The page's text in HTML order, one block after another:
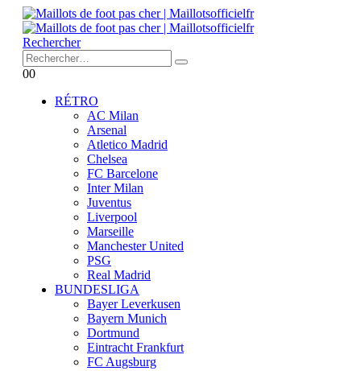
Rechercher
00
RÉTRO
AC Milan
Arsenal
Atletico Madrid
Chelsea
FC Barcelone
Inter Milan
Juventus
Liverpool
Marseille
Manchester United
PSG
Real Madrid
BUNDESLIGA
Bayer Leverkusen
Bayern Munich
Dortmund
Eintracht Frankfurt
FC Augsburg